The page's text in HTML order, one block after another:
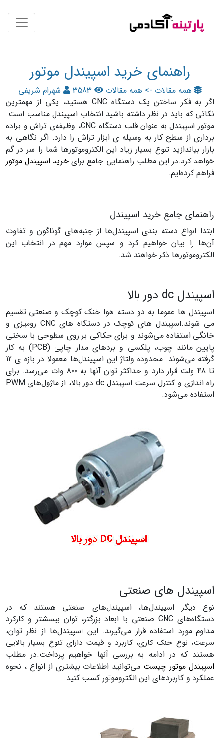
راهنمای خرید اسپیندل موتور
همه مقالات -> همه مقالات
شهرام شریفی
اگر به فکر ساختن یک دستگاه CNC هستید، یکی از مهمترین
نکاتی که باید در نظر داشته باشید انتخاب اسپیندل مناسب است.
موتور اسپیندل به عنوان قلب دستگاه CNC، وظیفه‌ی تراش و براده
برداری از سطح کار به وسیله ی ابزار تراش را دارد. اگر نگاهی به
بازار بیاندازید تنوع بسیار زیاد این الکتروموتورها شما را سر در گم
خواهد کرد.در این مطلب راهنمایی جامع برای خرید اسپیندل موتور
فراهم کرده‌ایم.
راهنمای جامع خرید اسپیندل
ابتدا انواع دسته بندی اسپیندل‌ها از جنبه‌های گوناگون و تفاوت
آن‌ها را بیان خواهیم کرد و سپس موارد مهم در انتخاب این
الکتروموتورها ذکر خواهند شد.
اسپیندل dc دور بالا
اسپیندل ها عموما به دو دسته هوا خنک کوچک و صنعتی تقسیم
می شوند.اسپیندل های کوچک در دستگاه های CNC رومیزی و
خانگی استفاده می‌شوند و برای حکاکی بر روی سطوحی با سختی
پایین مانند چوب، پلکسی و برد‌های مدار چاپی (PCB) به کار
گرفته می‌شوند. محدوده ولتاژ این اسپیندل‌ها معمولا در بازه ی 12
تا 48 ولت قرار دارد و حداکثر توان آنها به 800 وات می‌رسد. برای
راه اندازی و کنترل سرعت اسپیندل dc دور بالا، از ماژول‌های PWM
استفاده می‌شود.
اسپیندل های صنعتی
نوع دیگر اسپیندل‌ها، اسپیندل‌های صنعتی هستند که در
دستگاه‌های CNC صنعتی با ابعاد بزرگتر، توان بیسشتر و کارکرد
مداوم مورد استفاده قرار می‌گیرند. این اسپیندل‌ها از نظر توان،
سرعت، نوع خنک کاری، کاربرد و قیمت دارای تنوع بسیار بالایی
هستند که در ادامه به بررسی آنها خواهیم پرداخت.در مطلب
اسپیندل موتور چیست می‌توانید اطلاعات بیشتری از انواع ، نحوه
عملکرد و کاربردهای این الکتروموتور کسب کنید.